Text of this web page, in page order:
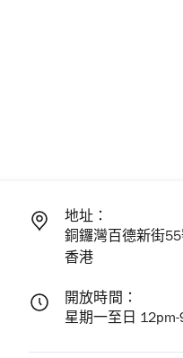
地址：
銅鑼灣百德新街55
香港
開放時間：
星期一至日 12pm-